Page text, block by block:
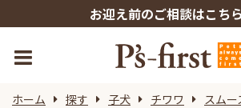
お迎え前のご相談はこち
ホーム 探す 子犬 チワワ スムー